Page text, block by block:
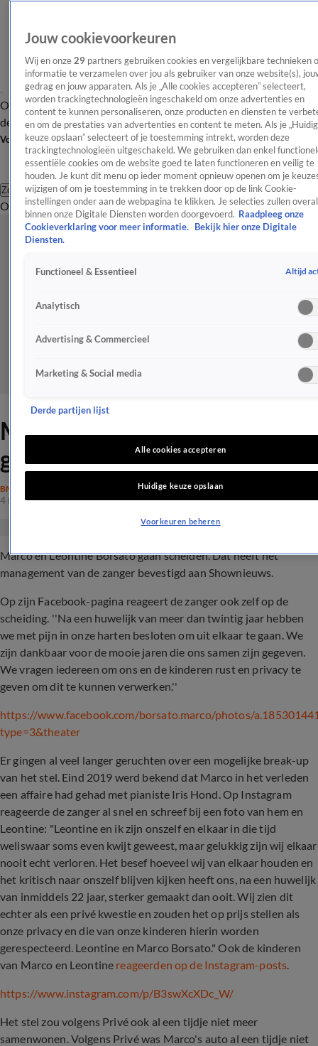
OverzichtAfleveringen Entertainment TV Algemeen
Tip
de redactieNieuwsbrief
Volg Shownieuws
Zoeken
OverzichtEntertainmentSpraakmakendRealityCrimeVideo's
Marco en Leontine Borsato
gaan uit elkaar
BN'ERS
4 feb 2020, 17:06
Marco en Leontine Borsato gaan scheiden. Dat heeft het
management van de zanger bevestigd aan Shownieuws.
Op zijn Facebook-pagina reageert de zanger ook zelf op de
scheiding. ''Na een huwelijk van meer dan twintig jaar hebben
we met pijn in onze harten besloten om uit elkaar te gaan. We
zijn dankbaar voor de mooie jaren die ons samen zijn gegeven.
We vragen iedereen om ons en de kinderen rust en privacy te
geven om dit te kunnen verwerken.''
https://www.facebook.com/borsato.marco/photos/
type=3&theater
Er gingen al veel langer geruchten over een mogelijke break-up
van het stel. Eind 2019 werd bekend dat Marco in het verleden
een affaire had gehad met pianiste Iris Hond. Op Instagram
reageerde de zanger al snel en schreef bij een foto van hem en
Leontine: "Leontine en ik zijn onszelf en elkaar in die tijd
weliswaar soms even kwijt geweest, maar gelukkig zijn wij elkaar
nooit echt verloren. Het besef hoeveel wij van elkaar houden en
het kritisch naar onszelf blijven kijken heeft ons, na een huwelijk
van inmiddels 22 jaar, sterker gemaakt dan ooit. Wij zien dit
echter als een privé kwestie en zouden het op prijs stellen als
onze privacy en die van onze kinderen hierin worden
gerespecteerd. Leontine en Marco Borsato." Ook de kinderen
van Marco en Leontine reageerden op de Instagram-posts.
https://www.instagram.com/p/B3swXcXDc_W/
Het stel zou volgens Privé ook al een tijdje niet meer
samenwonen. Volgens Privé was Marco's auto al een tijdje niet
Jouw cookievoorkeuren
Wij en onze 29 partners gebruiken cookies en vergelijkbare technieken
informatie te verzamelen over jou als gebruiker van onze website(s),
gedrag en jouw apparaten. Als je „Alle cookies accepteren” selecteert,
worden trackingtechnologieën ingeschakeld om onze advertenties en
content te kunnen personaliseren, onze producten en diensten te
en om de prestaties van advertenties en content te meten. Als je
keuze opslaan” selecteert of je toestemming intrekt, worden deze
trackingtechnologieën uitgeschakeld. We gebruiken dan enkel
essentiële cookies om de website goed te laten functioneren en veilig te
houden. Je kunt dit menu op ieder moment opnieuw openen om je
wijzigen of om je toestemming in te trekken door op de link Cookie-
instellingen onder aan de webpagina te klikken. Je selecties zullen overal
binnen onze Digitale Diensten worden doorgevoerd. Raadpleeg onze
Cookieverklaring voor meer informatie.
Bekijk hier onze Digitale
Diensten.
Functioneel & Essentieel Altijd
Analytisch
Advertising & Commercieel
Marketing & Social media
Derde partijen lijst
Alle cookies accepteren
Huidige keuze opslaan
Voorkeuren beheren